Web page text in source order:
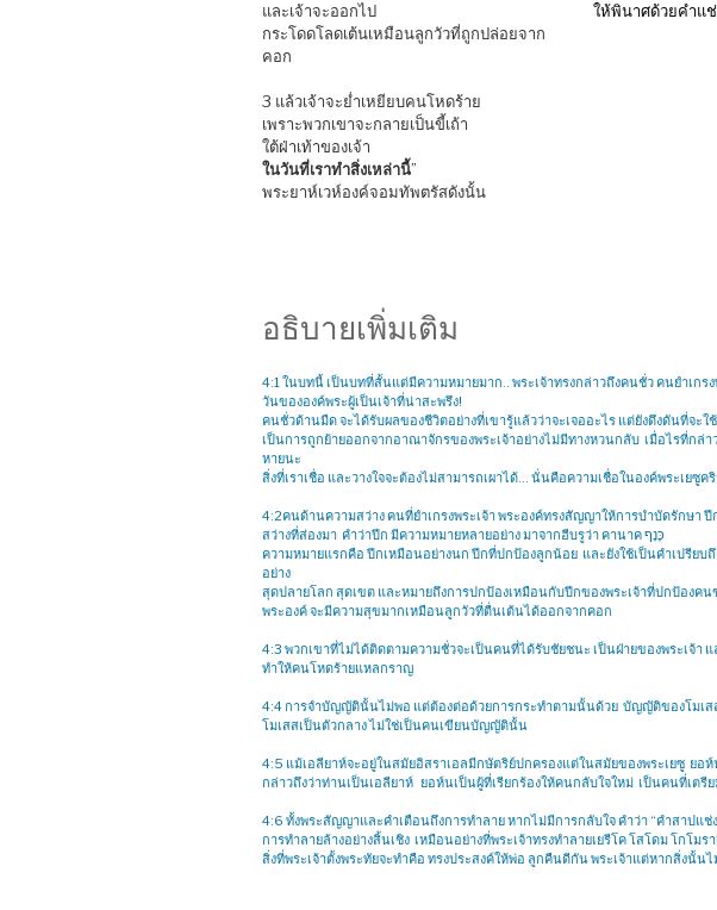
และเจ้าจะออกไป
กระโดดโลดเต้นเหมือนลูกวัวที่ถูกปล่อยจาก
คอก
3 แล้วเจ้าจะย่ำเหยียบคนโหดร้าย
เพราะพวกเขาจะกลายเป็นขี้เถ้า
ใต้ฝ่าเท้าของเจ้า
ในวันที่เราทำสิ่งเหล่านี้”
พระยาห์เวห์องค์จอมทัพตรัสดังนั้น
ให้พินาศด้วยคำแช่
อธิบายเพิ่มเติม
4:1 ในบทนี้ เป็นบทที่สั้นแต่มีความหมายมาก.. พระเจ้าทรงกล่าวถึงคนชั่ว คนยำเกรง
วันขององค์พระผู้เป็นเจ้าที่น่าสะพรึง!
คนชั่วด้านมืด จะได้รับผลของชีวิตอย่างที่เขารู้แล้วว่าจะเจออะไร แต่ยังดึงดันที่จะใ
เป็นการถูกย้ายออกจากอาณาจักรของพระเจ้าอย่างไม่มีทางหวนกลับ เมื่อไรที่กล่
หายนะ
สิ่งที่เราเชื่อ และวางใจจะต้องไม่สามารถเผาได้… นั่นคือความเชื่อในองค์พระเยซูค
4:2คนด้านความสว่าง คนที่ยำเกรงพระเจ้า พระองค์ทรงสัญญาให้การบำบัดรักษา
สว่างที่ส่องมา คำว่าปีก มีความหมายหลายอย่าง มาจากฮีบรูว่า คานาค כָּנָף
ความหมายแรกคือ ปีกเหมือนอย่างนก ปีกที่ปกป้องลูกน้อย และยังใช้เป็นคำเปรียบ
อย่าง
สุดปลายโลก สุดเขต และหมายถึงการปกป้องเหมือนกับปีกของพระเจ้าที่ปกป้องค
พระองค์ จะมีความสุขมากเหมือนลูกวัวที่ตื่นเต้นได้ออกจากคอก
4:3 พวกเขาที่ไม่ได้ติดตามความชั่วจะเป็นคนที่ได้รับชัยชนะ เป็นฝ่ายของพระเจ้า
ทำให้คนโหดร้ายแหลกราญ
4:4 การจำบัญญัตินั้นไม่พอ แต่ต้องต่อด้วยการกระทำตามนั้นด้วย บัญญัติของโมเส
โมเสสเป็นตัวกลาง ไม่ใช่เป็นคนเขียนบัญญัตินั้น
4:5 แม้เอลียาห์จะอยู่ในสมัยอิสราเอลมีกษัตริย์ปกครองแต่ในสมัยของพระเยซู ยอ
กล่าวถึงว่าท่านเป็นเอลียาห์ ยอห์นเป็นผู้ที่เรียกร้องให้คนกลับใจใหม่ เป็นคนที่เตรีย
4:6 ทั้งพระสัญญาและคำเตือนถึงการทำลาย หากไม่มีการกลับใจ คำว่า “คำสาปแช่
การทำลายล้างอย่างสิ้นเชิง เหมือนอย่างที่พระเจ้าทรงทำลายเยรีโค โสโดม โกโมร
สิ่งที่พระเจ้าตั้งพระทัยจะทำคือ ทรงประสงค์ให้พ่อ ลูกคืนดีกัน พระเจ้าแต่หากสิ่งนั้น